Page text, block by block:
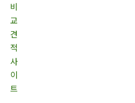
비
교
견
적
사
이
트